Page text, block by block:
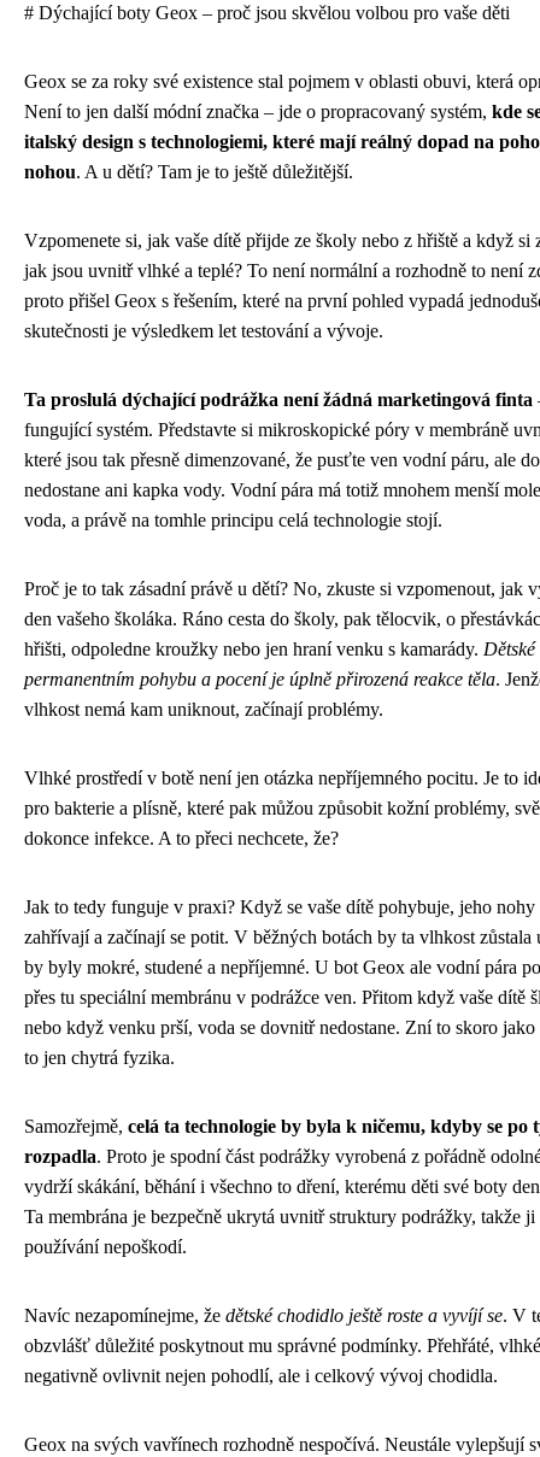
# Dýchající boty Geox – proč jsou skvělou volbou pro vaše děti
Geox se za roky své existence stal pojmem v oblasti obuvi, která
Není to jen další módní značka – jde o propracovaný systém, kde
italský design s technologiemi, které mají reálný dopad na
nohou. A u dětí? Tam je to ještě důležitější.
Vzpomenete si, jak vaše dítě přijde ze školy nebo z hřiště a když si
jak jsou uvnitř vlhké a teplé? To není normální a rozhodně to není
proto přišel Geox s řešením, které na první pohled vypadá
skutečnosti je výsledkem let testování a vývoje.
Ta proslulá dýchající podrážka není žádná marketingová finta
fungující systém. Představte si mikroskopické póry v membráně
které jsou tak přesně dimenzované, že pusťte ven vodní páru, ale
nedostane ani kapka vody. Vodní pára má totiž mnohem menší
voda, a právě na tomhle principu celá technologie stojí.
Proč je to tak zásadní právě u dětí? No, zkuste si vzpomenout, jak
den vašeho školáka. Ráno cesta do školy, pak tělocvik, o
hřišti, odpoledne kroužky nebo jen hraní venku s kamarády.
permanentním pohybu a pocení je úplně přirozená reakce těla.
vlhkost nemá kam uniknout, začínají problémy.
Vlhké prostředí v botě není jen otázka nepříjemného pocitu. Je to
pro bakterie a plísně, které pak můžou způsobit kožní problémy,
dokonce infekce. A to přeci nechcete, že?
Jak to tedy funguje v praxi? Když se vaše dítě pohybuje, jeho nohy
zahřívají a začínají se potit. V běžných botách by ta vlhkost
by byly mokré, studené a nepříjemné. U bot Geox ale vodní pára
přes tu speciální membránu v podrážce ven. Přitom když vaše dítě
nebo když venku prší, voda se dovnitř nedostane. Zní to skoro
to jen chytrá fyzika.
Samozřejmě, celá ta technologie by byla k ničemu, kdyby se po
rozpadla. Proto je spodní část podrážky vyrobená z pořádně
vydrží skákání, běhání i všechno to dření, kterému děti své boty
Ta membrána je bezpečně ukrytá uvnitř struktury podrážky, takže ji
používání nepoškodí.
Navíc nezapomínejme, že dětské chodidlo ještě roste a vyvíjí se. V
obzvlášť důležité poskytnout mu správné podmínky. Přehřáté,
negativně ovlivnit nejen pohodlí, ale i celkový vývoj chodidla.
Geox na svých vavřínech rozhodně nespočívá. Neustále vylepšují